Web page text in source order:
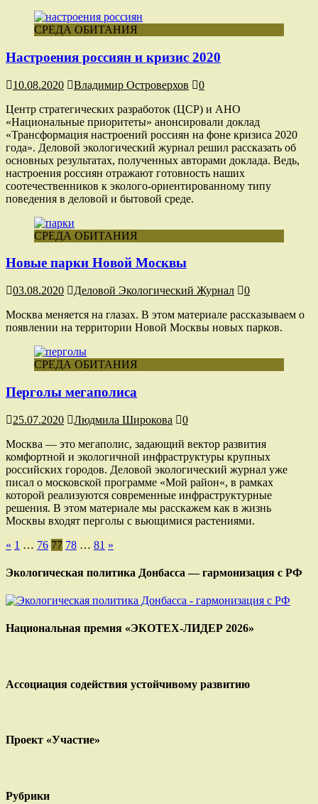
СРЕДА ОБИТАНИЯ
Настроения россиян и кризис 2020
10.08.2020 Владимир Островерхов
0
Центр стратегических разработок (ЦСР) и АНО
«Национальные приоритеты» анонсировали доклад
«Трансформация настроений россиян на фоне кризиса 2020
года». Деловой экологический журнал решил рассказать об
основных результатах, полученных авторами доклада. Ведь,
настроения россиян отражают готовность наших
соотечественников к эколого-ориентированному типу
поведения в деловой и бытовой среде.
СРЕДА ОБИТАНИЯ
Новые парки Новой Москвы
03.08.2020 Деловой Экологический Журнал
0
Москва меняется на глазах. В этом материале рассказываем о
появлении на территории Новой Москвы новых парков.
СРЕДА ОБИТАНИЯ
Перголы мегаполиса
25.07.2020 Людмила Широкова
0
Москва — это мегаполис, задающий вектор развития
комфортной и экологичной инфраструктуры крупных
российских городов. Деловой экологический журнал уже
писал о московской программе «Мой район«, в рамках
которой реализуются современные инфраструктурные
решения. В этом материале мы расскажем как в жизнь
Москвы входят перголы с вьющимися растениями.
Пагинация
записей
« 1 … 76 77 78 … 81 »
Экологическая политика Донбасса — гармонизация с РФ
Национальная премия «ЭКОТЕХ-ЛИДЕР 2026»
Ассоциация содействия устойчивому развитию
Проект «Участие»
Рубрики